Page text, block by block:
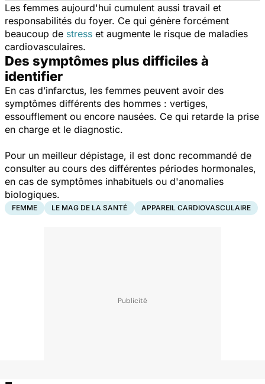
Les femmes aujourd'hui cumulent aussi travail et
responsabilités du foyer. Ce qui génère forcément
beaucoup de stress et augmente le risque de maladies
cardiovasculaires.
Des symptômes plus difficiles à
identifier
En cas d’infarctus, les femmes peuvent avoir des
symptômes différents des hommes : vertiges,
essoufflement ou encore nausées. Ce qui retarde la prise
en charge et le diagnostic.
Pour un meilleur dépistage, il est donc recommandé de
consulter au cours des différentes périodes hormonales,
en cas de symptômes inhabituels ou d'anomalies
biologiques.
FEMME LE MAG DE LA SANTÉ APPAREIL CARDIOVASCULAIRE